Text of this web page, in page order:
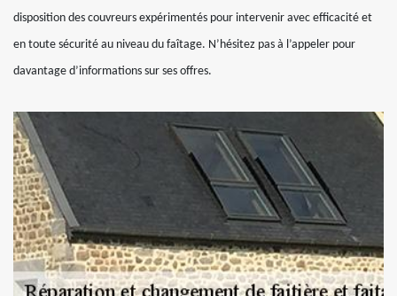
disposition des couvreurs expérimentés pour intervenir avec efficacité et
en toute sécurité au niveau du faîtage. N’hésitez pas à l’appeler pour
davantage d’informations sur ses offres.